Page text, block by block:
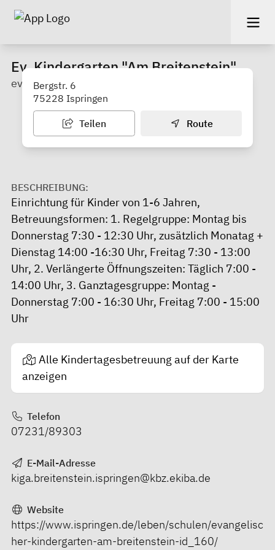
Ev. Kindergarten "Am Breitenstein"
evangelisch
Bergstr. 6
75228 Ispringen
Teilen Route
BESCHREIBUNG:
Einrichtung für Kinder von 1-6 Jahren,
Betreuungsformen: 1. Regelgruppe: Montag bis
Donnerstag 7:30 - 12:30 Uhr, zusätzlich Monatag +
Dienstag 14:00 -16:30 Uhr, Freitag 7:30 - 13:00
Uhr, 2. Verlängerte Öffnungszeiten: Täglich 7:00 -
14:00 Uhr, 3. Ganztagesgruppe: Montag -
Donnerstag 7:00 - 16:30 Uhr, Freitag 7:00 - 15:00
Uhr
Alle Kindertagesbetreuung auf der Karte
anzeigen
Telefon
07231/89303
E-Mail-Adresse
kiga.breitenstein.ispringen@kbz.ekiba.de
Website
https://www.ispringen.de/leben/schulen/evangelisc
her-kindergarten-am-breitenstein-id_160/